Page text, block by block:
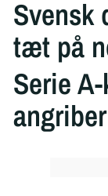
Svensk
tæt på
Serie
angriber